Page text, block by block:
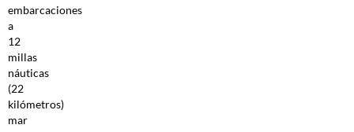
embarcaciones
a
12
millas
náuticas
(22
kilómetros)
mar